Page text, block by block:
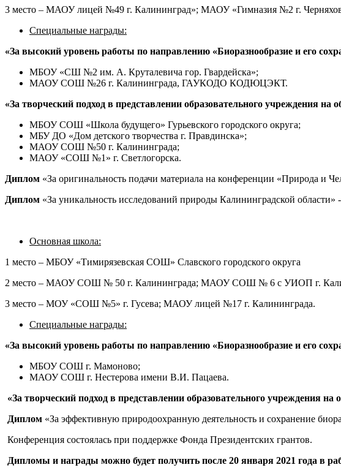
3 место – МАОУ лицей №49 г. Калининград»; МАОУ «Гимназия №2 г.
Специальные награды:
«За высокий уровень работы по направлению «Биоразнообразие и его
МБОУ «СШ №2 им. А. Круталевича гор. Гвардейска»;
МАОУ СОШ №26 г. Калининграда, ГАУКОДО КОДЮЦЭКТ.
«За творческий подход в представлении образовательного учреждения
МБОУ СОШ «Школа будущего» Гурьевского городского округа;
МБУ ДО «Дом детского творчества г. Правдинска»;
МАОУ СОШ №50 г. Калининграда;
МАОУ «СОШ №1» г. Светлогорска.
Диплом «За оригинальность подачи материала на конференции «Природа и
Диплом «За уникальность исследований природы Калининградской
Основная школа:
1 место – МБОУ «Тимирязевская СОШ» Славского городского округа
2 место – МАОУ СОШ № 50 г. Калининграда; МАОУ СОШ № 6 с УИОП г.
3 место – МОУ «СОШ №5» г. Гусева; МАОУ лицей №17 г. Калининграда.
Специальные награды:
«За высокий уровень работы по направлению «Биоразнообразие и его
МБОУ СОШ г. Мамоново;
МАОУ СОШ г. Нестерова имени В.И. Пацаева.
«За творческий подход в представлении образовательного учреждения
Диплом «За эффективную природоохранную деятельность и сохранение
Конференция состоялась при поддержке Фонда Президентских грантов.
Дипломы и награды можно будет получить после 20 января 2021 года в